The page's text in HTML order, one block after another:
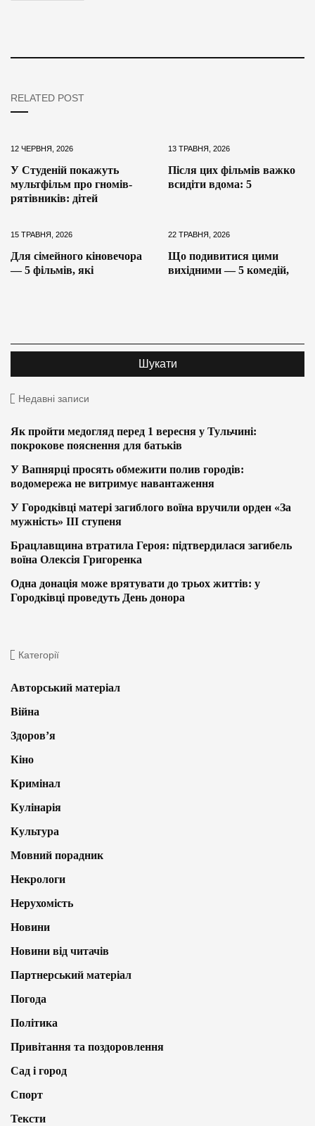
RELATED POST
12 ЧЕРВНЯ, 2026
У Студеній покажуть
мультфільм про гномів-
рятівників: дітей
13 ТРАВНЯ, 2026
Після цих фільмів важко
всидіти вдома: 5
15 ТРАВНЯ, 2026
Для сімейного кіновечора
— 5 фільмів, які
22 ТРАВНЯ, 2026
Що подивитися цими
вихідними — 5 комедій,
Недавні записи
Як пройти медогляд перед 1 вересня у Тульчині:
покрокове пояснення для батьків
У Вапнярці просять обмежити полив городів:
водомережа не витримує навантаження
У Городківці матері загиблого воїна вручили орден «За
мужність» ІІІ ступеня
Брацлавщина втратила Героя: підтвердилася загибель
воїна Олексія Григоренка
Одна донація може врятувати до трьох життів: у
Городківці проведуть День донора
Категорії
Авторський матеріал
Війна
Здоров’я
Кіно
Кримінал
Кулінарія
Культура
Мовний порадник
Некрологи
Нерухомість
Новини
Новини від читачів
Партнерський матеріал
Погода
Політика
Привітання та поздоровлення
Сад і город
Спорт
Тексти